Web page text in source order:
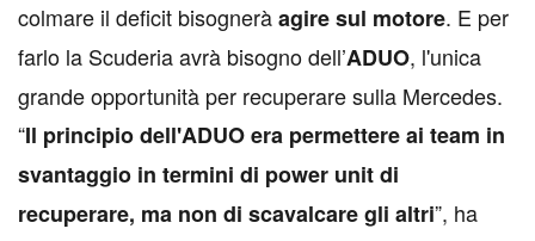
colmare il deficit bisogneràagire sul motore. E per
farlo la Scuderia avrà bisogno dell’ADUO, l'unica
grande opportunità per recuperare sulla Mercedes.
“Il principio dell'ADUO era permettere ai team in
svantaggio in termini di power unit di
recuperare, ma non di scavalcare gli altri”, ha